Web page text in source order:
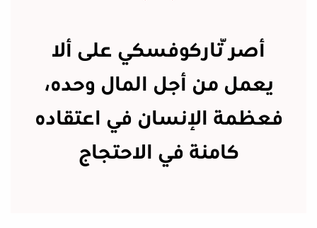
أصرّ تاركوفسكي على ألا
يعمل من أجل المال وحده،
فعظمة الإنسان في اعتقاده
كامنة في الاحتجاج